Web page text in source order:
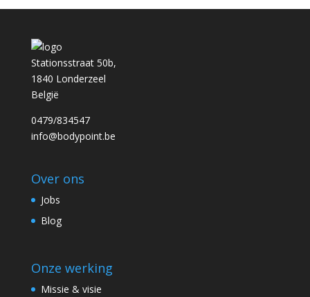
Stationsstraat 50b,
1840 Londerzeel
België
0479/834547
info@bodypoint.be
Over ons
Jobs
Blog
Onze werking
Missie & visie